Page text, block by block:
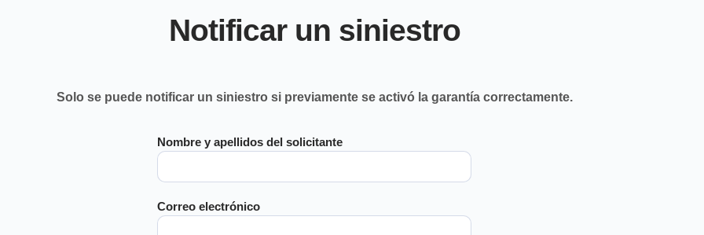
Notificar un siniestro
Solo se puede notificar un siniestro si previamente se activó la garantía correctamente.
Nombre y apellidos del solicitante
Correo electrónico